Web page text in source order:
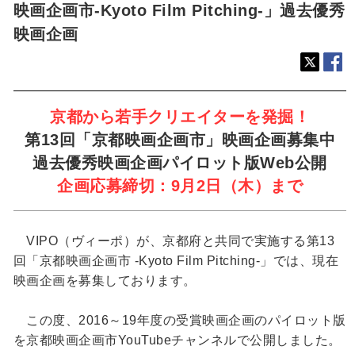
映画企画市-Kyoto Film Pitching-」過去優秀
映画企画
京都から若手クリエイターを発掘！
第13回「京都映画企画市」映画企画募集中
過去優秀映画企画パイロット版Web公開
企画応募締切：9月2日（木）まで
VIPO（ヴィーポ）が、京都府と共同で実施する第13
回「京都映画企画市 -Kyoto Film Pitching-」では、現在
映画企画を募集しております。
この度、2016～19年度の受賞映画企画のパイロット版
を京都映画企画市YouTubeチャンネルで公開しました。